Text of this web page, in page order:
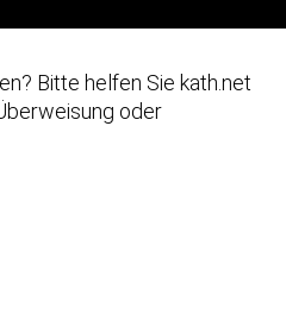
Bitte helfen Sie kath.net
oder